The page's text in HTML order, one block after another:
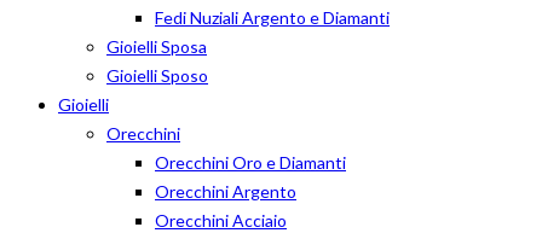
Fedi Nuziali Argento e Diamanti
Gioielli Sposa
Gioielli Sposo
Gioielli
Orecchini
Orecchini Oro e Diamanti
Orecchini Argento
Orecchini Acciaio